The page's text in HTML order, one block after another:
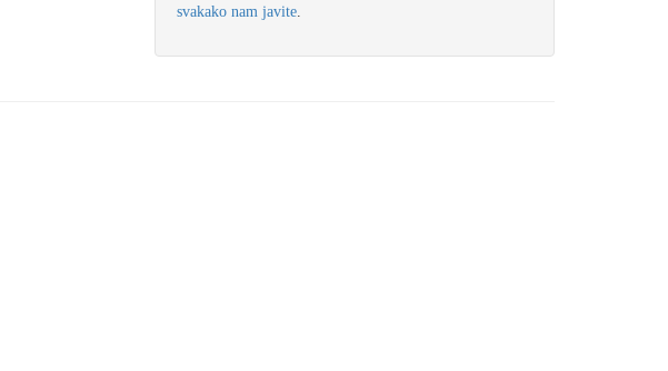
svakako nam javite.